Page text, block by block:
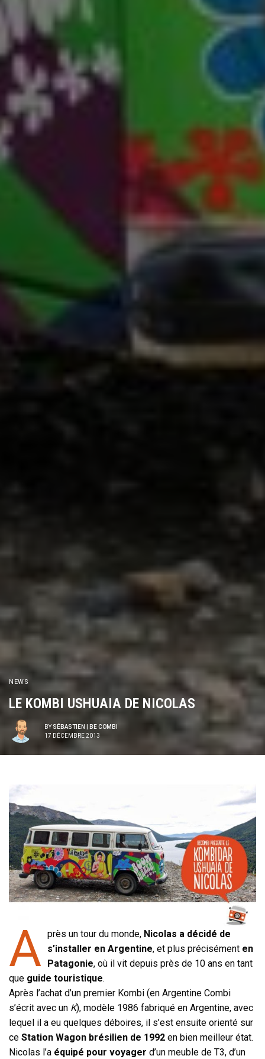
I would like to receive news and special offers.
NEWS
LE KOMBI USHUAIA DE NICOLAS
BY SÉBASTIEN | BE COMBI
17 DÉCEMBRE 2013
A près un tour du monde, Nicolas a décidé de
s’installer en Argentine, et plus précisément en
Patagonie, où il vit depuis près de 10 ans en tant
que guide touristique.
Après l’achat d’un premier Kombi (en Argentine Combi
s’écrit avec un K), modèle 1986 fabriqué en Argentine, avec
lequel il a eu quelques déboires, il s’est ensuite orienté sur
ceStation Wagon brésilien de 1992 en bien meilleur état.
Nicolas l’a équipé pour voyager d’un meuble de T3, d’un